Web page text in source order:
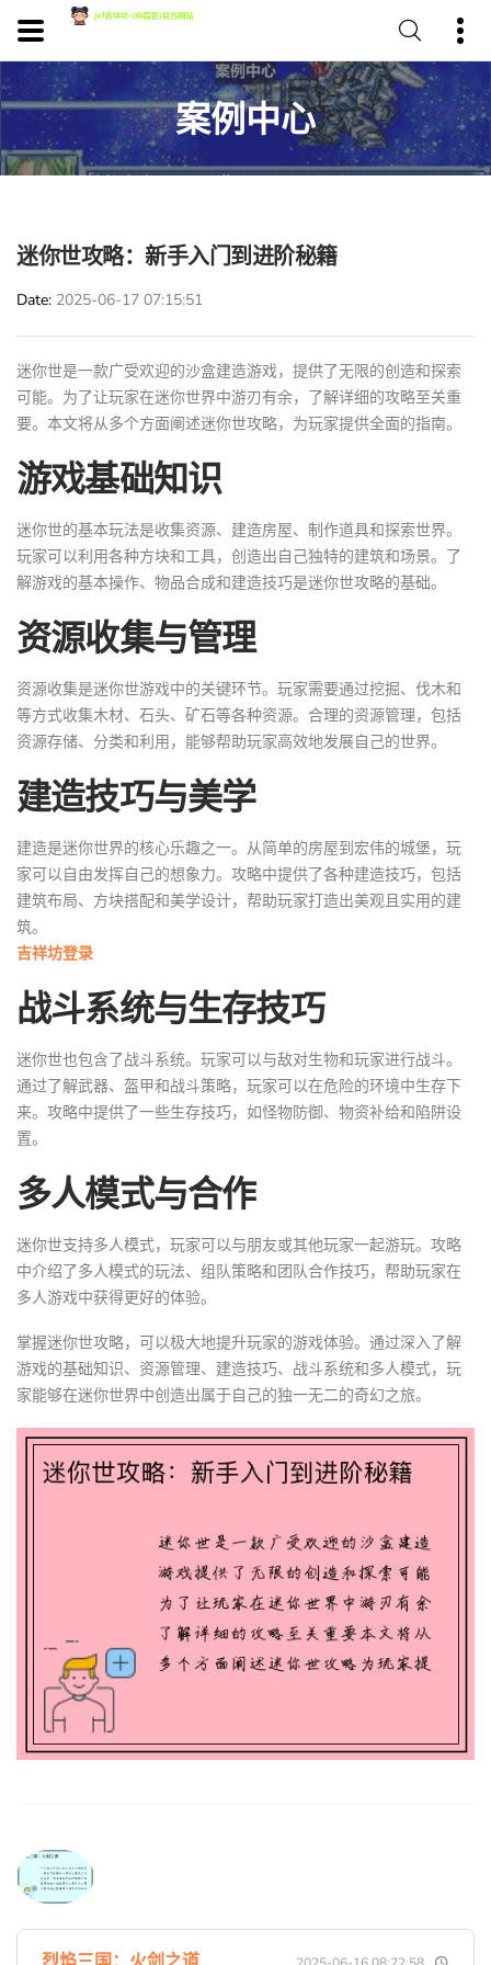
案例中心
迷你世攻略：新手入门到进阶秘籍
Date 2025-06-17 07:15:51
迷你世是一款广受欢迎的沙盒建造游戏，提供了无限的创造和探索
可能。为了让玩家在迷你世界中游刃有余，了解详细的攻略至关重
要。本文将从多个方面阐述迷你世攻略，为玩家提供全面的指南。
游戏基础知识
迷你世的基本玩法是收集资源、建造房屋、制作道具和探索世界。
玩家可以利用各种方块和工具，创造出自己独特的建筑和场景。了
解游戏的基本操作、物品合成和建造技巧是迷你世攻略的基础。
资源收集与管理
资源收集是迷你世游戏中的关键环节。玩家需要通过挖掘、伐木和
等方式收集木材、石头、矿石等各种资源。合理的资源管理，包括
资源存储、分类和利用，能够帮助玩家高效地发展自己的世界。
建造技巧与美学
建造是迷你世界的核心乐趣之一。从简单的房屋到宏伟的城堡，玩
家可以自由发挥自己的想象力。攻略中提供了各种建造技巧，包括
建筑布局、方块搭配和美学设计，帮助玩家打造出美观且实用的建
筑。
吉祥坊登录
战斗系统与生存技巧
迷你世也包含了战斗系统。玩家可以与敌对生物和玩家进行战斗。
通过了解武器、盔甲和战斗策略，玩家可以在危险的环境中生存下
来。攻略中提供了一些生存技巧，如怪物防御、物资补给和陷阱设
置。
多人模式与合作
迷你世支持多人模式，玩家可以与朋友或其他玩家一起游玩。攻略
中介绍了多人模式的玩法、组队策略和团队合作技巧，帮助玩家在
多人游戏中获得更好的体验。
掌握迷你世攻略，可以极大地提升玩家的游戏体验。通过深入了解
游戏的基础知识、资源管理、建造技巧、战斗系统和多人模式，玩
家能够在迷你世界中创造出属于自己的独一无二的奇幻之旅。